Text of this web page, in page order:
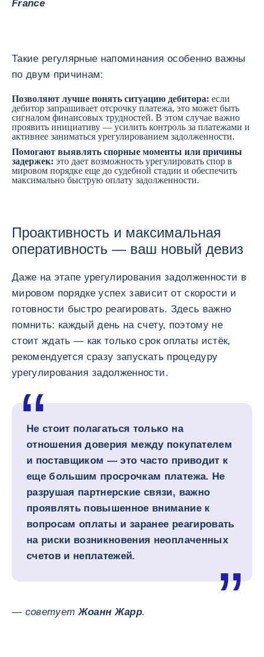
France
Такие регулярные напоминания особенно важны
по двум причинам:
Позволяют лучше понять ситуацию дебитора: если
дебитор запрашивает отсрочку платежа, это может быть
сигналом финансовых трудностей. В этом случае важно
проявить инициативу — усилить контроль за платежами и
активнее заниматься урегулированием задолженности.
Помогают выявлять спорные моменты или причины
задержек: это дает возможность урегулировать спор в
мировом порядке еще до судебной стадии и обеспечить
максимально быструю оплату задолженности.
Проактивность и максимальная
оперативность — ваш новый девиз
Даже на этапе урегулирования задолженности в
мировом порядке успех зависит от скорости и
готовности быстро реагировать. Здесь важно
помнить: каждый день на счету, поэтому не
стоит ждать — как только срок оплаты истёк,
рекомендуется сразу запускать процедуру
урегулирования задолженности.
Не стоит полагаться только на
отношения доверия между покупателем
и поставщиком — это часто приводит к
еще большим просрочкам платежа. Не
разрушая партнерские связи, важно
проявлять повышенное внимание к
вопросам оплаты и заранее реагировать
на риски возникновения неоплаченных
счетов и неплатежей.
— советуетЖоанн Жарр.